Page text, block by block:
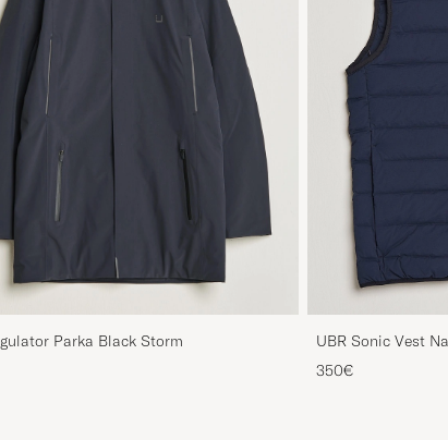
Parka Black Storm
UBR Sonic Vest
350€